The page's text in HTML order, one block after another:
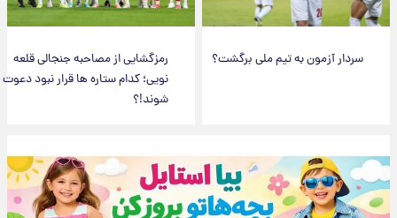
سردار آزمون به تیم ملی برگشت؟
رمزگشایی از مصاحبه جنجالی قلعه
نویی؛ کدام ستاره ها قرار نبود دعوت
شوند!؟